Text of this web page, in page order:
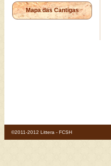
Mapa das Cantigas
©2011-2012 Littera - FCSH